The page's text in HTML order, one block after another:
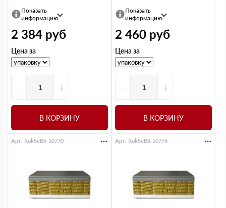
Показать
информацию
2 384 руб
Цена за
- +
В КОРЗИНУ
Показать
информацию
2 460 руб
Цена за
- +
В КОРЗИНУ
Арт. RokSeBS-10770 Арт. RokSeBS-10776